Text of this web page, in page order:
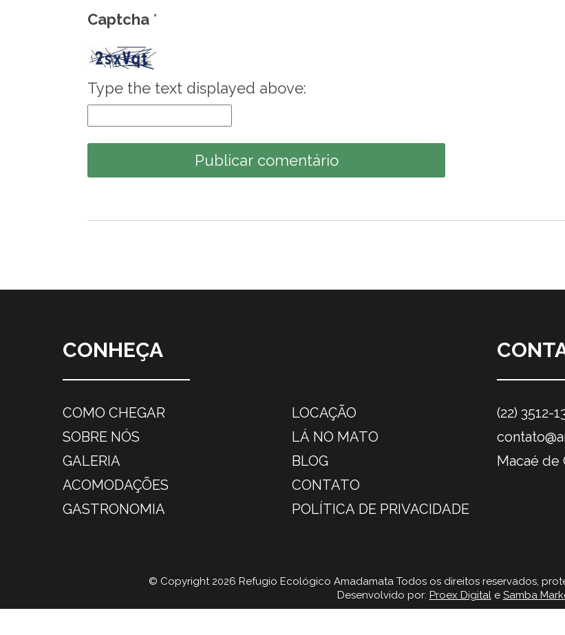
Captcha *
Type the text displayed above:
CONHEÇA
COMO CHEGAR
SOBRE NÓS
GALERIA
ACOMODAÇÕES
GASTRONOMIA
LOCAÇÃO
LÁ NO MATO
BLOG
CONTATO
POLÍTICA DE PRIVACIDADE
(22) 3512-
Macaé de
© Copyright 2026 Refugio Ecológico Amadamata Todos os direitos reservados,
Desenvolvido por: Proex Digitale Samba